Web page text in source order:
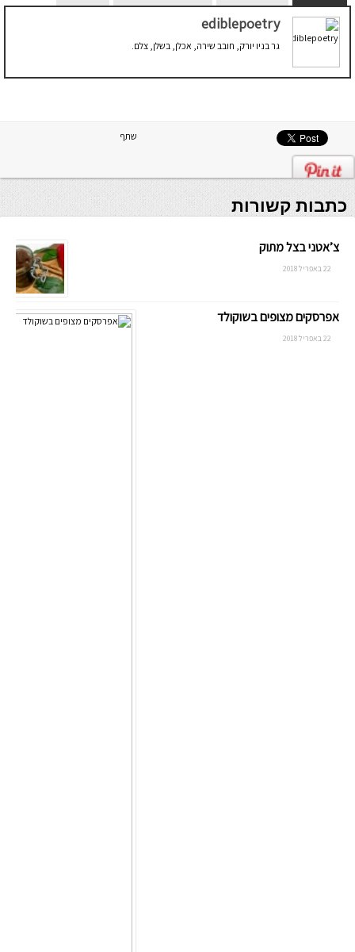
ediblepoetry
גר בניו יורק, חובב שירה, אכלן, בשלן, צלם.
שתף
כתבות קשורות
צ’אטני בצל מתוק
22 באפריל 2018
אפרסקים מצופים בשוקולד
22 באפריל 2018